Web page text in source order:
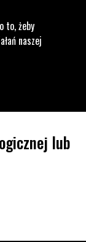
to, żeby
naszej
lub